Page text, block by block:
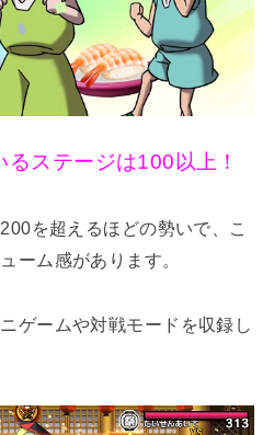
ステージは100以上！
を超えるほどの勢いで、こ
ーム感があります。
ゲームや対戦モードを収録し